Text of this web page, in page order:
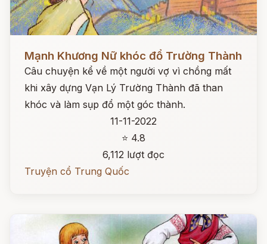
Mạnh Khương Nữ khóc đổ Trường Thành
Câu chuyện kể về một người vợ vì chồng mất
khi xây dựng Vạn Lý Trường Thành đã than
khóc và làm sụp đổ một góc thành.
11-11-2022
⭐ 4.8
6,112 lượt đọc
Truyện cổ Trung Quốc